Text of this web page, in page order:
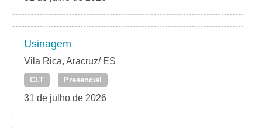
Usinagem
Vila Rica, Aracruz/ ES
CLT Presencial
31 de julho de 2026